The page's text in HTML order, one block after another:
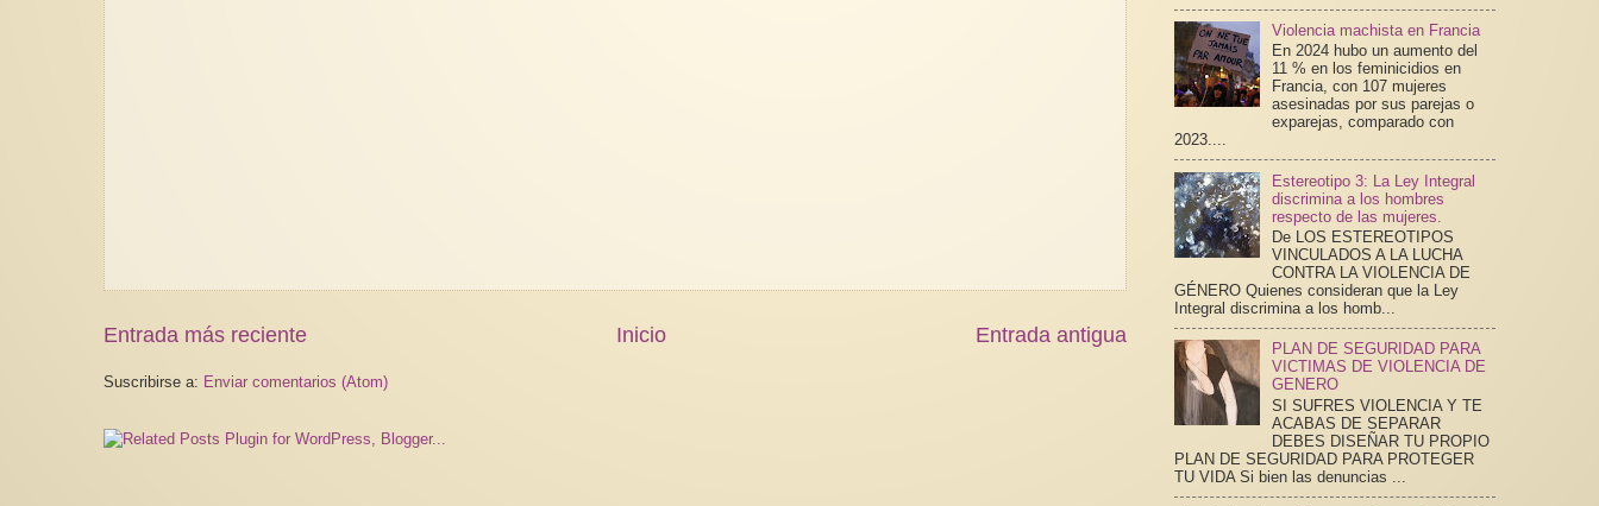
Entrada más reciente Entrada antigua
Inicio
Suscribirse a: Enviar comentarios (Atom)
Violencia machista en Francia
En 2024 hubo un aumento del
11 % en los feminicidios en
Francia, con 107 mujeres
asesinadas por sus parejas o
exparejas, comparado con
2023....
Estereotipo 3: La Ley Integral
discrimina a los hombres
respecto de las mujeres.
De LOS ESTEREOTIPOS
VINCULADOS A LA LUCHA
CONTRA LA VIOLENCIA DE
GÉNERO Quienes consideran que la Ley
Integral discrimina a los homb...
PLAN DE SEGURIDAD PARA
VICTIMAS DE VIOLENCIA DE
GENERO
SI SUFRES VIOLENCIA Y TE
ACABAS DE SEPARAR
DEBES DISEÑAR TU PROPIO
PLAN DE SEGURIDAD PARA PROTEGER
TU VIDA Si bien las denuncias ...